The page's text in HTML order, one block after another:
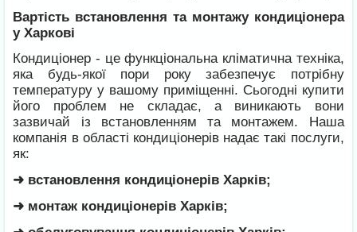
Вартість встановлення та монтажу кондиціонера
у Харкові
Кондиціонер - це функціональна кліматична техніка,
яка будь-якої пори року забезпечує потрібну
температуру у вашому приміщенні. Сьогодні купити
його проблем не складає, а виникають вони
зазвичай із встановленням та монтажем. Наша
компанія в області кондиціонерів надає такі послуги,
як:
➜ встановлення кондиціонерів Харків;
➜ монтаж кондиціонерів Харків;